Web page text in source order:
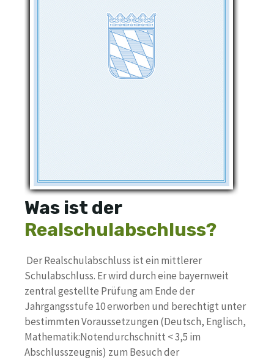
Was ist der
Realschulabschluss?
Der Realschulabschluss ist ein mittlerer
Schulabschluss. Er wird durch eine bayernweit
zentral gestellte Prüfung am Ende der
Jahrgangsstufe 10 erworben und berechtigt unter
bestimmten Voraussetzungen (Deutsch, Englisch,
Mathematik:Notendurchschnitt < 3,5 im
Abschlusszeugnis) zum Besuch der